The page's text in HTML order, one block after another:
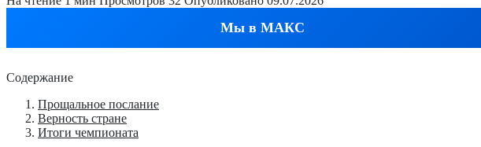
Мы в МАКС
Содержание
Прощальное послание
Верность стране
Итоги чемпионата